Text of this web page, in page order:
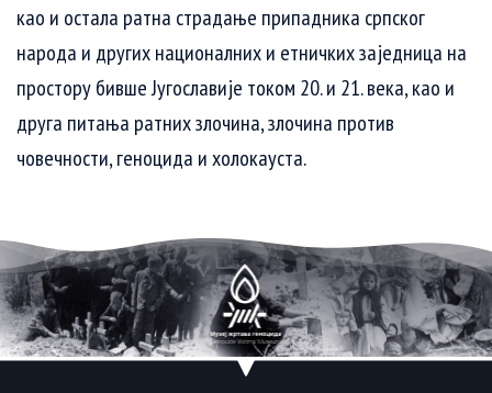
као и остала ратна страдање припадника српског
народа и других националних и етничких заједница на
простору бивше Југославије током 20. и 21. века, као и
друга питања ратних злочина, злочина против
човечности, геноцида и холокауста.